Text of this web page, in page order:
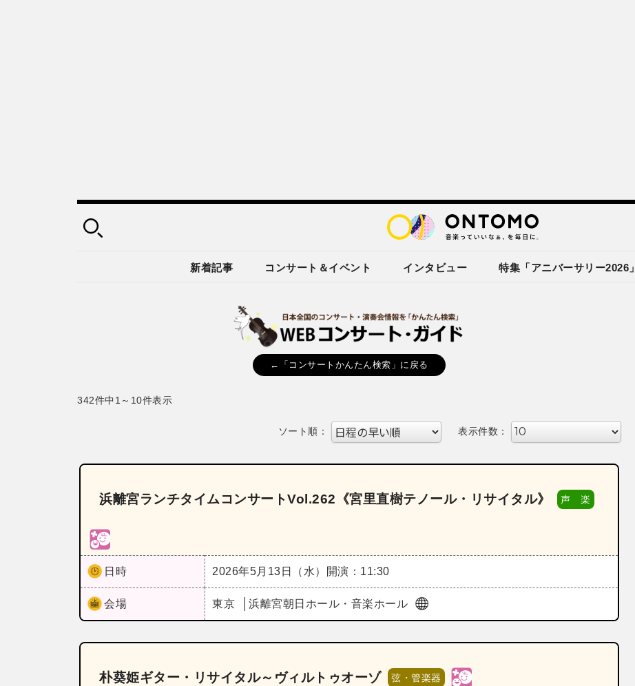
新着記事 コンサート＆イベント インタビュー 特集「アニバーサリー2026」
←「コンサートかんたん検索」に戻る
342件中1～10件表示
ソート順： 表示件数：
浜離宮ランチタイムコンサートVol.262《宮里直樹テノール・リサイタル》 声 楽
日時 2026年5月13日（水） 開演：11:30
会場 東京 浜離宮朝日ホール・音楽ホール
朴葵姫ギター・リサイタル～ヴィルトゥオーゾ 弦・管楽器